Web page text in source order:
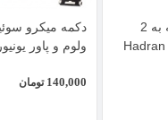
تبدیل 3 شاخه به 2
شاخه هادران Hadran
دکمه میکرو
ولوم و پاور
140,000 تومان